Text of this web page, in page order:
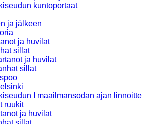
kuntoportaat
ja jälkeen
ja huvilat
sillat
ja huvilat
sillat
I maailmansodan ajan
ruukit
ja huvilat
sillat